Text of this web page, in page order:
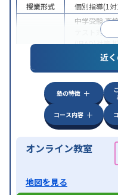
授業形式
個別指導(1
中学受験高
テスト対策
(旧AO)対策
私大対
特徴
中高一貫校
オンライ
みの受講可
近
塾の特徴
コース内容
オンライン教室
地図を見る